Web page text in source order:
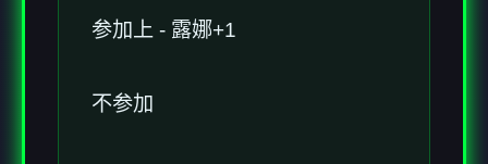
参加上 - 露娜+1
不参加